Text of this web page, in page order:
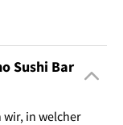
Sushi Bar
in welcher